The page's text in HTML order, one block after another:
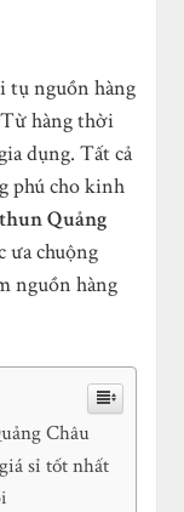
tụ nguồn hàng
hàng thời
dụng. Tất cả
phú cho kinh
Quảng
ưa chuộng
nguồn hàng
Châu
sỉ tốt nhất